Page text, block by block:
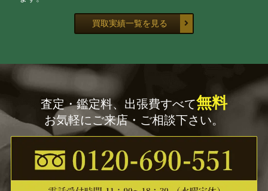
買取実績一覧を見る
査定・鑑定料、出張費すべて無料
お気軽にご来店・ご相談下さい。